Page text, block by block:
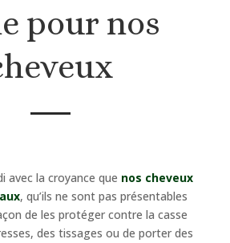
pour nos
avec la croyance que nos cheveux
, qu’ils ne sont pas présentables
de les protéger contre la casse
des tissages ou de porter des